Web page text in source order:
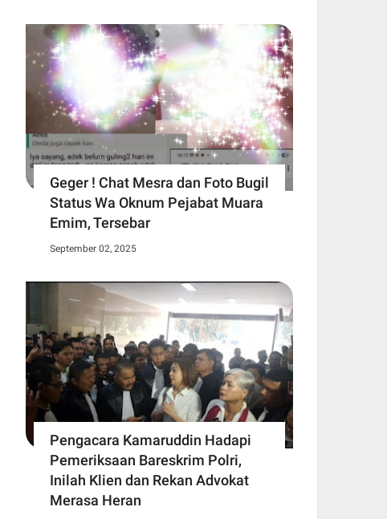
Geger ! Chat Mesra dan Foto Bugil
Status Wa Oknum Pejabat Muara
Emim, Tersebar
September 02, 2025
Pengacara Kamaruddin Hadapi
Pemeriksaan Bareskrim Polri,
Inilah Klien dan Rekan Advokat
Merasa Heran